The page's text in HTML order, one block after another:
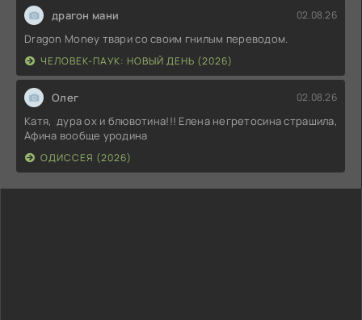
драгон мани 02.08.26
Dragon Money твари со своим гнилым переводом.
ЧЕЛОВЕК-ПАУК: НОВЫЙ ДЕНЬ (2026)
Олег 02.08.26
Катя, дура ох и блювотина!!! Елена негретосина страшила,
Афина вообще уродина
ОДИССЕЯ (2026)